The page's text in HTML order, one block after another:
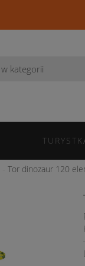
Tor dinozaur 120